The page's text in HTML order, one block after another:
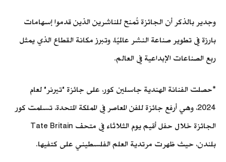
وجدير بالذكر أن الجائزة تُمنح للناشرين الذين قدموا إسهامات
بارزة في تطوير صناعة النشر عالميًا، وتبرز مكانة القطاع الذي يمثل
ربع الصناعات الإبداعية في العالم.
*حصلت الفنانة الهندية جاسلين كور، على جائزة "تيرنر" لعام
2024، وهي أرفع جائزة للفن المعاصر في المملكة المتحدة، تسلمت كور
الجائزة خلال حفل أقيم يوم الثلاثاء في متحف Tate Britain
بلندن، حيث ظهرت مرتدية العلم الفلسطيني على كتفيها.